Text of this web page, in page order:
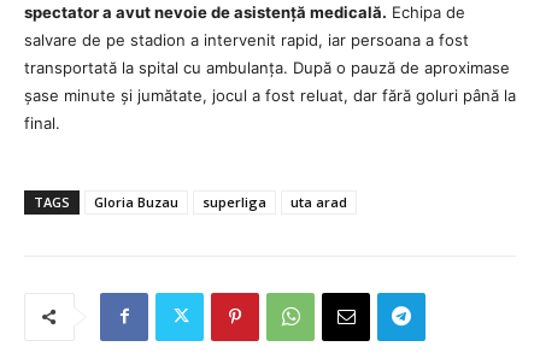
spectator a avut nevoie de asistență medicală. Echipa de
salvare de pe stadion a intervenit rapid, iar persoana a fost
transportată la spital cu ambulanța. După o pauză de aproximase
șase minute și jumătate, jocul a fost reluat, dar fără goluri până la
final.
TAGS Gloria Buzau superliga uta arad